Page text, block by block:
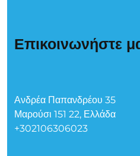
Επικοινωνήστε
Ανδρέα Παπανδρέου 35
Μαρούσι 151 22, Ελλάδα
+302106306023